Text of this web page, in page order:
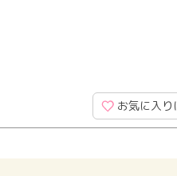
お気に入り